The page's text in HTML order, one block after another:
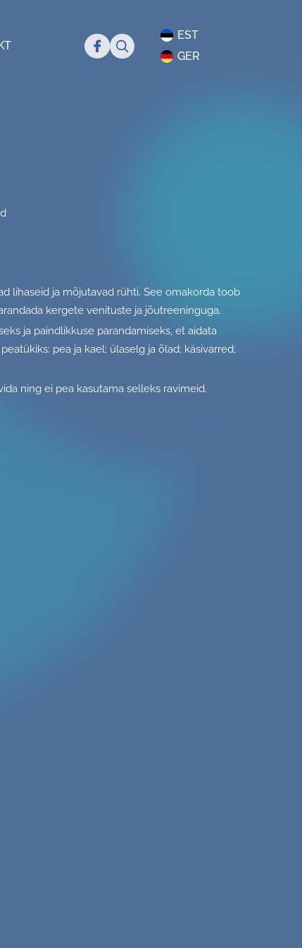
Search
EST
GER
lihaseid ja mõjutavad rühti. See omakorda toob
kergete venituste ja jõutreeninguga.
ja paindlikkuse parandamiseks, et aidata
pea ja kael; ülaselg ja õlad; käsivarred;
ning ei pea kasutama selleks ravimeid.